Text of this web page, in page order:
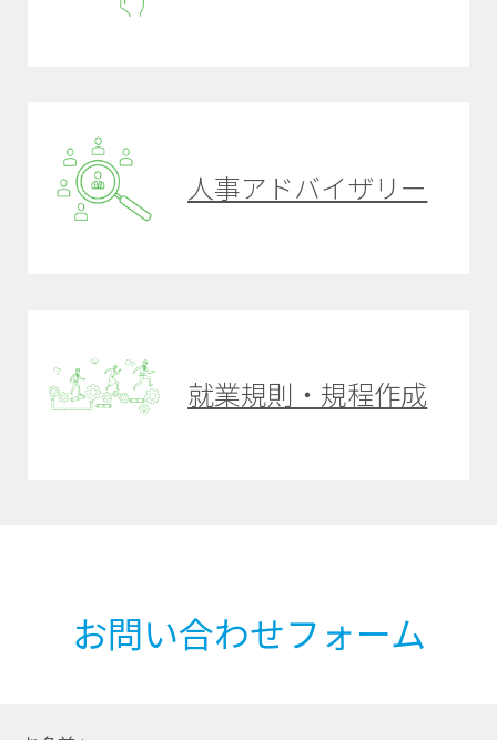
人事アドバイザリー
就業規則・規程作成
お問い合わせフォーム